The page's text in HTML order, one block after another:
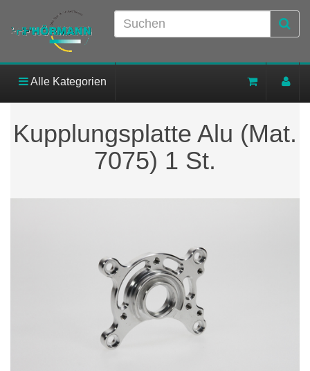
Alle Kategorien
Kupplungsplatte Alu (Mat.
7075) 1 St.